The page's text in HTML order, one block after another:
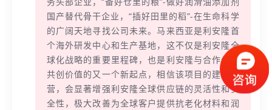
国产替代骨干企业，“插好田里的稻”-在生命科学
的广阔天地寻找公司未来。马来西亚是利安隆首
个海外研发中心和生产基地，这不仅是利安隆全
球化战略的重要里程碑，也是利安隆与合作伙伴
共创价值的又一个新起点，相信该项目的建成运
营，会显著增强利安隆全球供应链的灵活性和安
全性，极大改善为全球客户提供抗老化材料和润